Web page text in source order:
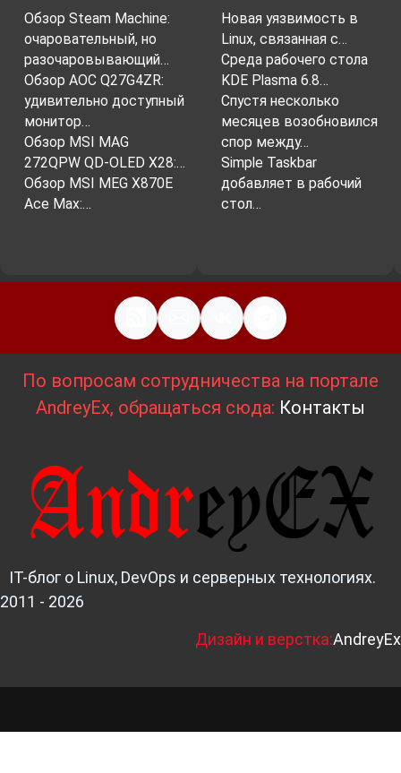
Обзор Steam Machine:
очаровательный, но
разочаровывающий…
Обзор AOC Q27G4ZR:
удивительно доступный
монитор…
Обзор MSI MAG
272QPW QD-OLED X28:…
Обзор MSI MEG X870E
Ace Max:…
Новая уязвимость в
Linux, связанная с…
Среда рабочего стола
KDE Plasma 6.8…
Спустя несколько
месяцев возобновился
спор между…
Simple Taskbar
добавляет в рабочий
стол…
По вопросам сотрудничества на портале
AndreyEx, обращаться сюда: Контакты
IT-блог о Linux, DevOps и серверных технологиях.
2011 - 2026
Дизайн и верстка:AndreyEx